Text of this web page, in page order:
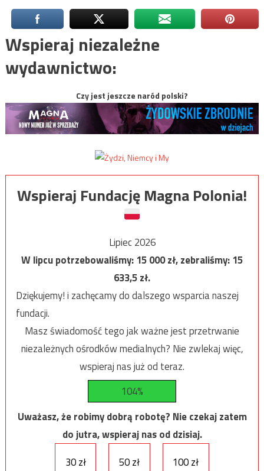
Wspieraj niezależne
wydawnictwo:
Czy jest jeszcze naród polski?
Wspieraj Fundację Magna Polonia!
Lipiec 2026
W lipcu potrzebowaliśmy:15 000zł, zebraliśmy:15
633,5zł.
Dziękujemy! i zachęcamy do dalszego wsparcia naszej
fundacji.
Masz świadomość tego jak ważne jest przetrwanie
niezależnych ośrodków medialnych? Nie zwlekaj więc,
wspieraj nas już od teraz.
104%
Uważasz, że robimy dobrą robotę? Nie czekaj zatem
do jutra, wspieraj nas od dzisiaj.
30 zł
50 zł 100 zł